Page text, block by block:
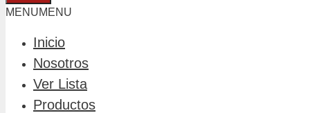
MENUMENU
Inicio
Nosotros
Ver Lista
Productos